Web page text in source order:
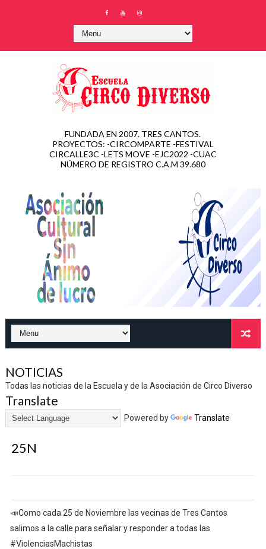
FUNDADA EN 2007. TRES CANTOS.
PROYECTOS: -CIRCOMPARTE -FESTIVAL
CIRCALLE3C -LETS MOVE -EJC2022 -CUAC
NÚMERO DE REGISTRO C.A.M 39.680
NOTICIAS
Todas las noticias de la Escuela y de la Asociación de Circo Diverso
Translate
Powered by Translate
25N
📣Como cada 25 de Noviembre las vecinas de Tres Cantos
salimos a la calle para señalar y responder a todas las
#ViolenciasMachistas